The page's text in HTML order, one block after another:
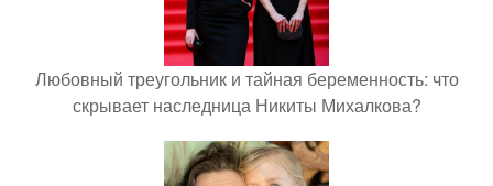
Любовный треугольник и тайная беременность: что
скрывает наследница Никиты Михалкова?